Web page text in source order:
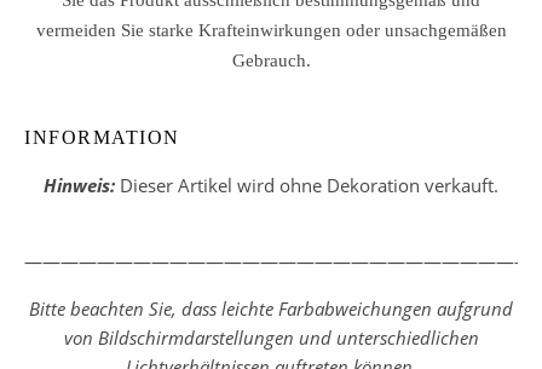
vermeiden Sie starke Krafteinwirkungen oder unsachgemäßen
Gebrauch.
INFORMATION
Hinweis: Dieser Artikel wird ohne Dekoration verkauft.
Bitte beachten Sie, dass leichte Farbabweichungen aufgrund
von Bildschirmdarstellungen und unterschiedlichen